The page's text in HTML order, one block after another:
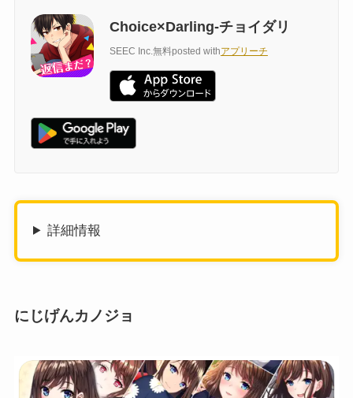
Choice×Darling-チョイダリ
SEEC Inc.無料posted withアプリーチ
詳細情報
にじげんカノジョ